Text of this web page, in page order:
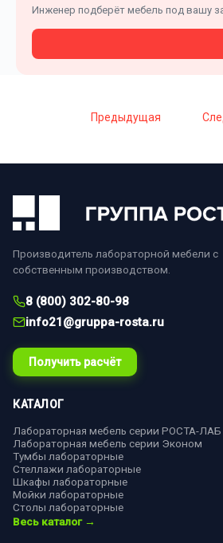
Инженер подберёт мебель под вашу
Предыдущая
Производитель лабораторной мебели с
собственным производством.
8 (800) 302-80-98
info21@gruppa-rosta.ru
Получить расчёт
КАТАЛОГ
Лабораторная мебель серии РОСТА-ЛАБ
Лабораторная мебель серии Эконом
Тумбы лабораторные
Стеллажи лабораторные
Шкафы лабораторные
Мойки лабораторные
Столы лабораторные
Весь каталог →